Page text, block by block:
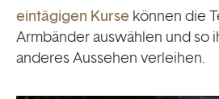
eintägigen Kurse können die
Armbänder auswählen und so
anderes Aussehen verleihen.